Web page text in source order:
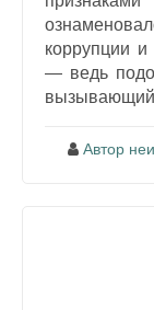
коррупции
— ведь
вызывающий
Автор